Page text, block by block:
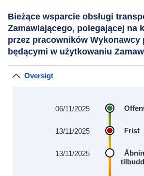
Bieżące wsparcie obsługi
Zamawiającego, polegającej na
przez pracowników Wykonawcy
będącymi w użytkowaniu
Oversigt
06/11/2025
Frist
13/11/2025
13/11/2025